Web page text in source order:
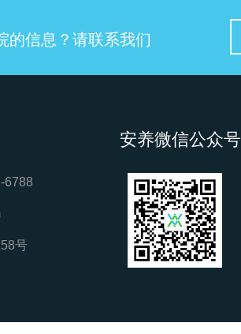
的信息？请联系我们
6788
号
安养微信公众号